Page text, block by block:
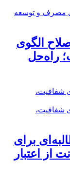
الگوی
راه‌حل
برای
از اعتبار